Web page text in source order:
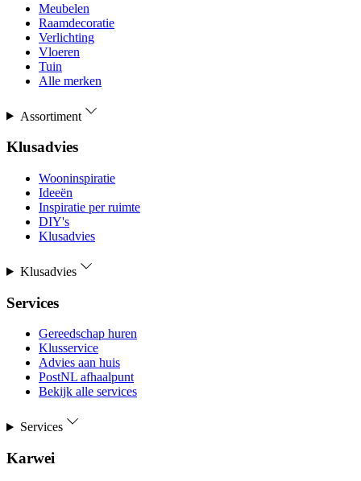
Meubelen
Raamdecoratie
Verlichting
Vloeren
Tuin
Alle merken
Assortiment
Klusadvies
Wooninspiratie
Ideeën
Inspiratie per ruimte
DIY's
Klusadvies
Klusadvies
Services
Gereedschap huren
Klusservice
Advies aan huis
PostNL afhaalpunt
Bekijk alle services
Services
Karwei